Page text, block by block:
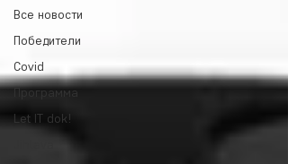
Все новости
Победители
Covid
Программа
Let IT dok!